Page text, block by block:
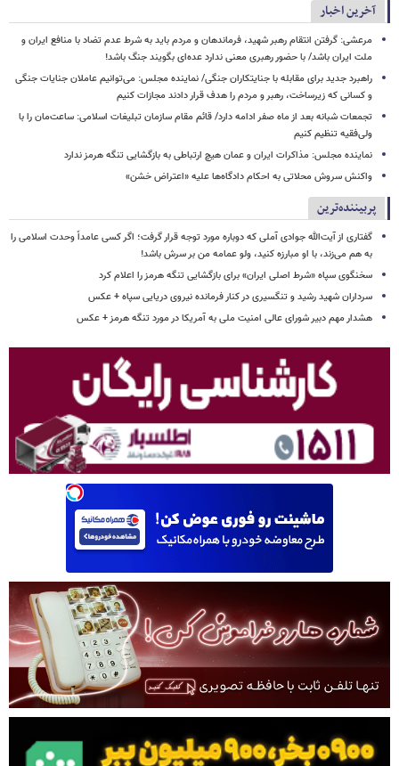
آخرین اخبار
مرعشی: گرفتن انتقام رهبر شهید، فرماندهان و مردم باید به شرط عدم تضاد با منافع ایران و
ملت ایران باشد/ با حضور رهبری معنی ندارد عده‌ای بگویند جنگ باشد!
راهبرد جدید برای مقابله با جنایتکاران جنگی/ نماینده مجلس: می‌توانیم عاملان جنایات جنگی
و کسانی که زیرساخت‌، رهبر و مردم را هدف قرار دادند مجازات کنیم
تجمعات شبانه بعد از ماه صفر ادامه دارد/ قائم مقام سازمان تبلیغات اسلامی: ساعت‌مان را با
ولی‌فقیه تنظیم‌ کنیم
نماینده مجلس: مذاکرات ایران و عمان هیچ ارتباطی به بازگشایی تنگه هرمز ندارد
واکنش سروش محلاتی به احکام دادگاه‌ها علیه «اعتراض خشن»
پربیننده‌ترین
گفتاری از آیت‌الله جوادی آملی که دوباره مورد توجه قرار گرفت؛ اگر کسی عامداً وحدت اسلامی را
به هم می‌زند، با او مبارزه کنید، ولو عمامه من بر سرش باشد!
سخنگوی سپاه «شرط اصلی ایران» برای بازگشایی تنگه هرمز را اعلام کرد
سرداران شهید رشید و تنگسیری در کنار فرمانده نیروی دریایی سپاه + عکس
هشدار مهم دبیر شورای عالی امنیت ملی به آمریکا در مورد تنگه هرمز + عکس